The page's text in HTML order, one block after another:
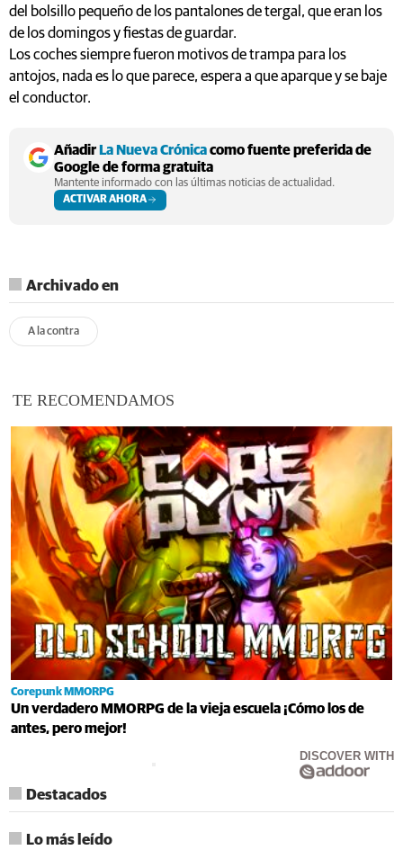
del bolsillo pequeño de los pantalones de tergal, que eran los
de los domingos y fiestas de guardar.
Los coches siempre fueron motivos de trampa para los
antojos, nada es lo que parece, espera a que aparque y se baje
el conductor.
AñadirLa Nueva Crónicacomo fuente preferida de
Google de forma gratuita
Mantente informado con las últimas noticias de actualidad.
ACTIVAR AHORA
Archivado en
A la contra
TE RECOMENDAMOS
Corepunk MMORPG
Un verdadero MMORPG de la vieja escuela ¡Cómo los de
antes, pero mejor!
DISCOVER WITH
Destacados
Lo más leído